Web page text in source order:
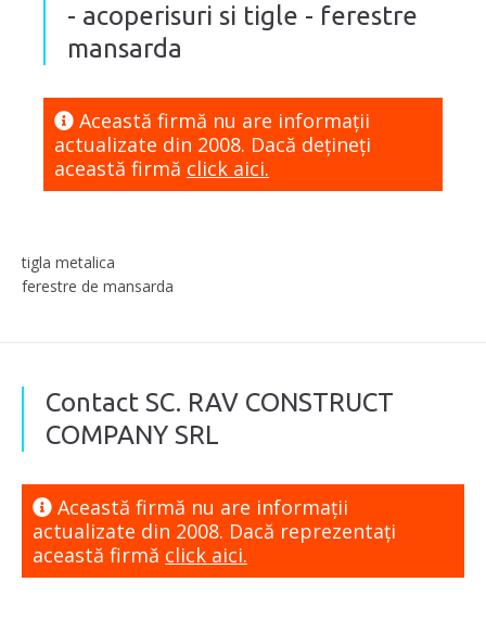
- acoperisuri si tigle - ferestre
mansarda
Această firmă nu are informaţii
actualizate din 2008. Dacă dețineți
această firmă click aici.
tigla metalica
ferestre de mansarda
Contact SC. RAV CONSTRUCT
COMPANY SRL
Această firmă nu are informaţii
actualizate din 2008. Dacă reprezentaţi
această firmă click aici.